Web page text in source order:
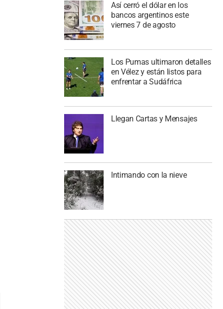
Así cerró el dólar en los
bancos argentinos este
viernes 7 de agosto
Los Pumas ultimaron detalles
en Vélez y están listos para
enfrentar a Sudáfrica
Llegan Cartas y Mensajes
Intimando con la nieve